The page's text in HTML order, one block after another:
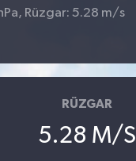
Rüzgar: 5.28 m/s
RÜZGAR
5.28 M/S